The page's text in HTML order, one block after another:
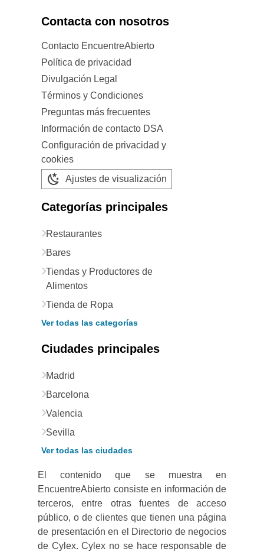
Contacta con nosotros
Contacto EncuentreAbierto
Política de privacidad
Divulgación Legal
Términos y Condiciones
Preguntas más frecuentes
Información de contacto DSA
Configuración de privacidad y
cookies
Ajustes de visualización
Categorías principales
Restaurantes
Bares
Tiendas y Productores de
Alimentos
Tienda de Ropa
Ver todas las categorías
Ciudades principales
Madrid
Barcelona
Valencia
Sevilla
Ver todas las ciudades
El contenido que se muestra en
EncuentreAbierto consiste en información de
terceros, entre otras fuentes de acceso
público, o de clientes que tienen una página
de presentación en el Directorio de negocios
de Cylex. Cylex no se hace responsable de